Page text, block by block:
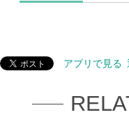
アプリで見る